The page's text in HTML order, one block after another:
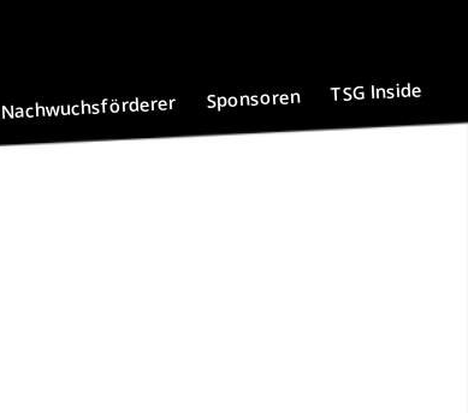
Nachwuchsförderer Sponsoren TSG Inside